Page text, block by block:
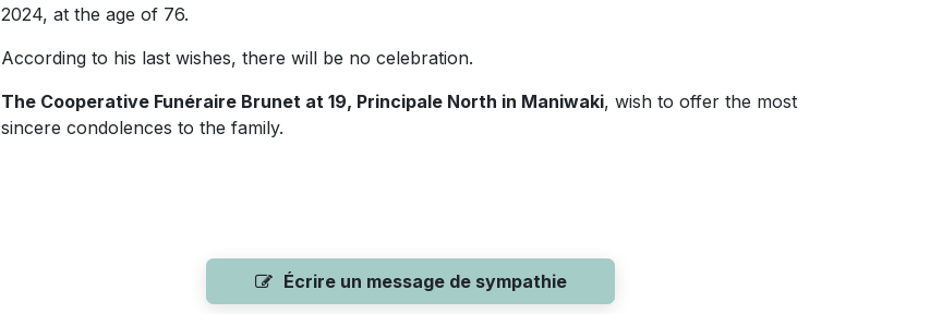
2024, at the age of 76.
According to his last wishes, there will be no celebration.
The Cooperative Funéraire Brunet at 19, Principale North in Maniwaki, wish to offer the most
sincere condolences to the family.
Écrire un message de sympathie